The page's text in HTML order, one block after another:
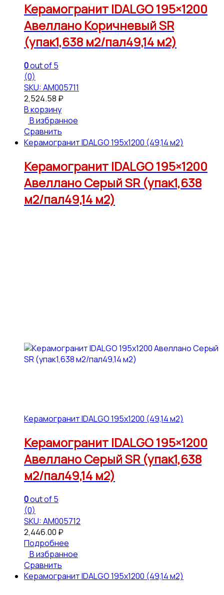
Керамогранит IDALGO 195×1200
Авеллано Коричневый SR
(упак1,638 м2/пал49,14 м2)
0out of 5
(0)
SKU: АМ005711
2,524.58 ₽
В корзину
В избранное
Сравнить
Керамогранит IDALGO 195x1200 (49,14 м2)
Керамогранит IDALGO 195×1200
Авеллано Серый SR (упак1,638
м2/пал49,14 м2)
Керамогранит IDALGO 195x1200 (49,14 м2)
Керамогранит IDALGO 195×1200
Авеллано Серый SR (упак1,638
м2/пал49,14 м2)
0out of 5
(0)
SKU: АМ005712
2,446.00 ₽
Подробнее
В избранное
Сравнить
Керамогранит IDALGO 195x1200 (49,14 м2)